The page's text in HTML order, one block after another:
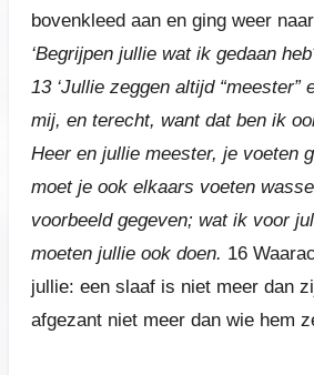
bovenkleed aan en ging weer
‘Begrijpen jullie wat ik gedaan
13 ‘Jullie zeggen altijd “meester”
mij, en terecht, want dat ben ik
Heer en jullie meester, je voeten
moet je ook elkaars voeten
voorbeeld gegeven; wat ik voor
moeten jullie ook doen. 16
jullie: een slaaf is niet meer dan
afgezant niet meer dan wie hem